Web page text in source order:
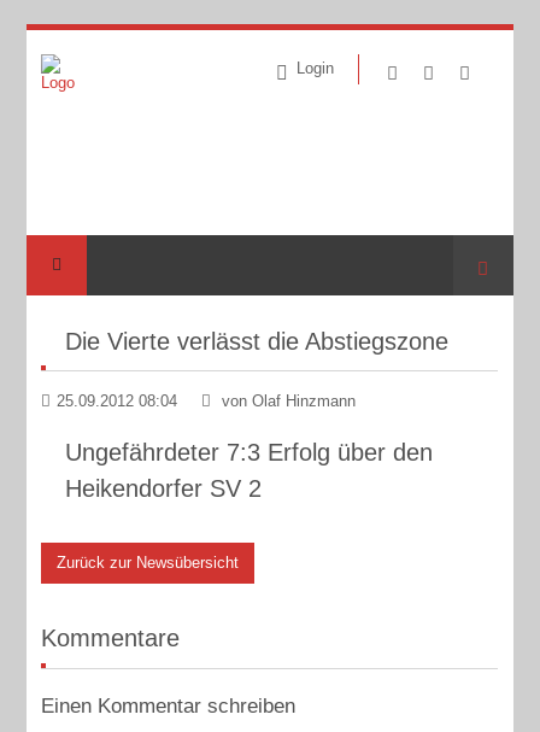
Login
Suche
Die Vierte verlässt die Abstiegszone
25.09.2012 08:04 von Olaf Hinzmann
Ungefährdeter 7:3 Erfolg über den
Heikendorfer SV 2
Zurück zur Newsübersicht
Kommentare
Einen Kommentar schreiben